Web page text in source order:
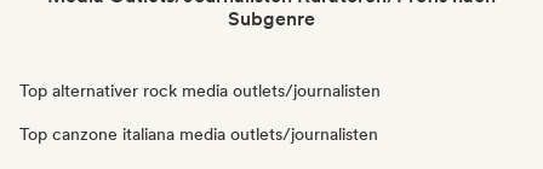
Subgenre
Top alternativer rock media outlets/journalisten
Top canzone italiana media outlets/journalisten